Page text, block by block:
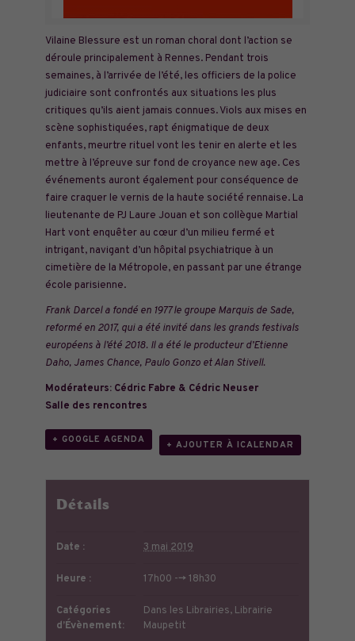
Vilaine Blessure est un roman choral dont l’action se
déroule principalement à Rennes. Pendant trois
semaines, à l’arrivée de l’été, les officiers de la police
judiciaire sont confrontés aux situations les plus
critiques qu’ils aient jamais connues. Viols aux mises en
scène sophistiquées, rapt énigmatique de deux
enfants, meurtre rituel vont les tenir en alerte et les
mettre à l’épreuve sur fond de croyance new age. Ces
événements auront également pour conséquence de
faire craquer le vernis de la haute société rennaise. La
lieutenante de PJ Laure Jouan et son collègue Martial
Hart vont enquêter au cœur d’un milieu fermé et
intrigant, navigant d’un hôpital psychiatrique à un
cimetière de la Métropole, en passant par une étrange
école parisienne.
Frank Darcel a fondé en 1977 le groupe Marquis de Sade,
reformé en 2017, qui a été invité dans les grands festivals
européens à l’été 2018. Il a été le producteur d’Etienne
Daho, James Chance, Paulo Gonzo et Alan Stivell.
Modérateurs: Cédric Fabre & Cédric Neuser
Salle des rencontres
+ GOOGLE AGENDA
+ AJOUTER À ICALENDAR
Détails
Date : 3 mai 2019
Heure : 17h00 --> 18h30
Catégories
d’Évènement:
Dans les Librairies, Librairie
Maupetit